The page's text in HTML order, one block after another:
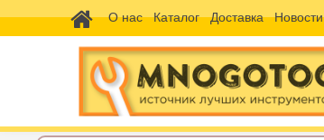
О нас Каталог Доставка Новости